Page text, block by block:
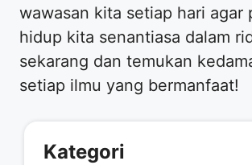
wawasan kita setiap hari agar
hidup kita senantiasa dalam
sekarang dan temukan
setiap ilmu yang bermanfaat!
Kategori